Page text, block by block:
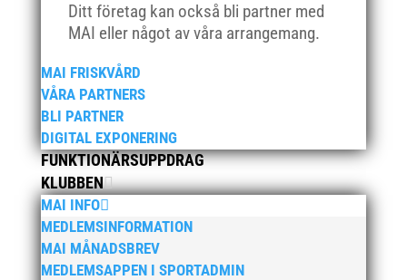
Ditt företag kan också bli partner med
MAI eller något av våra arrangemang.
MAI FRISKVÅRD
VÅRA PARTNERS
BLI PARTNER
DIGITAL EXPONERING
FUNKTIONÄRSUPPDRAG
KLUBBEN
MAI INFO
MEDLEMSINFORMATION
MAI MÅNADSBREV
MEDLEMSAPPEN I SPORTADMIN
september 2019
augusti 2019
juli 2019
juni 2019
maj 2019
april 2019
mars 2019
februari 2019
januari 2019
december 2018